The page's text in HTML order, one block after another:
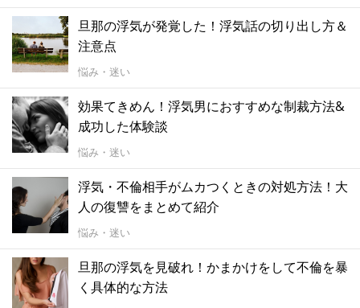
旦那の浮気が発覚した！浮気話の切り出し方＆
注意点
悩み・迷い
効果てきめん！浮気男におすすめな制裁方法&
成功した体験談
悩み・迷い
浮気・不倫相手がムカつくときの対処方法！大
人の復讐をまとめて紹介
悩み・迷い
旦那の浮気を見破れ！かまかけをして不倫を暴
く具体的な方法